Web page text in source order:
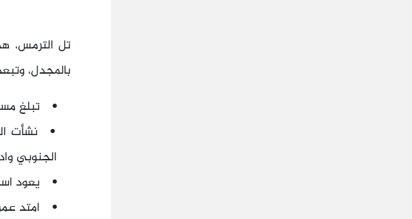
تل الترمس،
بالمجدل، وتبعد عنها 38 كم،
تبلغ مساحة
الجنوبي
يعود
امتد عمران